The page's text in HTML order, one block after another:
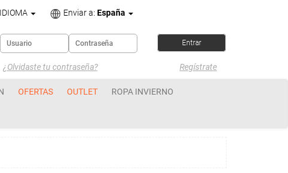
IDIOMA Enviar a: España
¿Olvidaste tu contraseña? Regístrate
OFERTAS OUTLET ROPA INVIERNO